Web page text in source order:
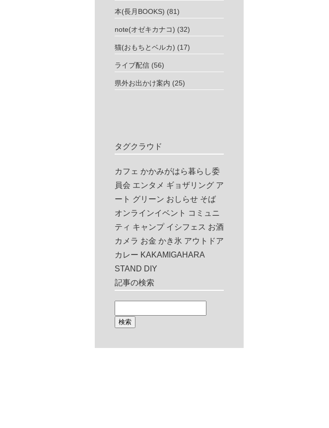
本(長月BOOKS) (81)
note(オゼキカナコ) (32)
猫(おもちとベルカ) (17)
ライブ配信 (56)
県外お出かけ案内 (25)
タグクラウド
カフェ かかみがはら暮らし委
員会 エンタメ ギョザリング ア
ート グリーン おしらせ そば
オンラインイベント コミュニ
ティ キャンプ イシフェス お酒
カメラ お金 かき氷 アウトドア
カレー KAKAMIGAHARA
STAND DIY
記事の検索